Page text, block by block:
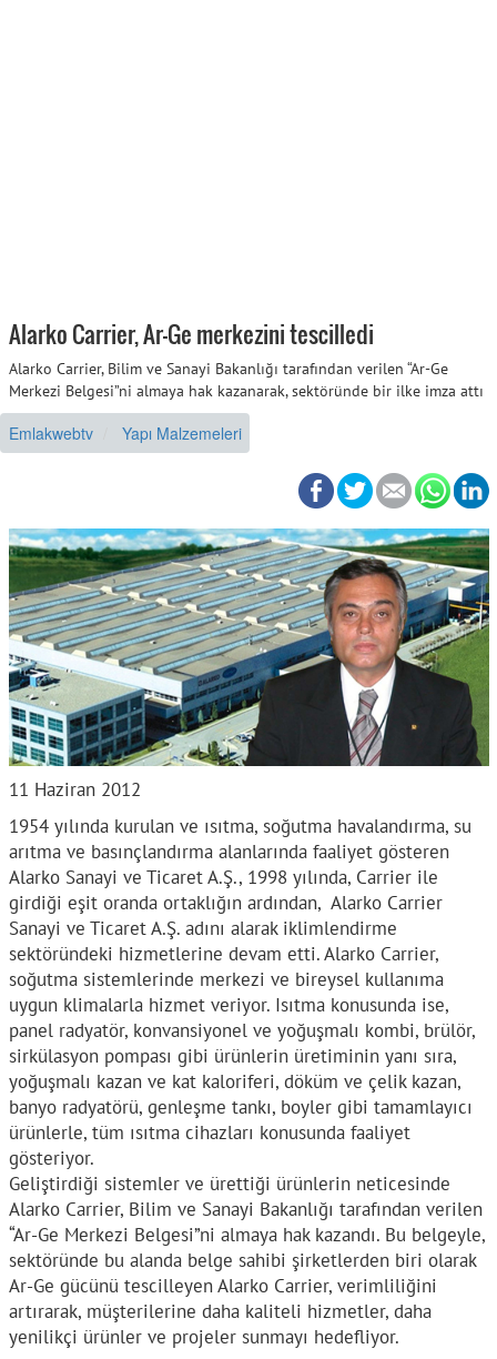
Alarko Carrier, Ar-Ge merkezini tescilledi
Alarko Carrier, Bilim ve Sanayi Bakanlığı tarafından verilen “Ar-Ge
Merkezi Belgesi”ni almaya hak kazanarak, sektöründe bir ilke imza attı
Emlakwebtv Yapı Malzemeleri
11 Haziran 2012
1954 yılında kurulan ve ısıtma, soğutma havalandırma, su
arıtma ve basınçlandırma alanlarında faaliyet gösteren
Alarko Sanayi ve Ticaret A.Ş., 1998 yılında, Carrier ile
girdiği eşit oranda ortaklığın ardından, Alarko Carrier
Sanayi ve Ticaret A.Ş. adını alarak iklimlendirme
sektöründeki hizmetlerine devam etti. Alarko Carrier,
soğutma sistemlerinde merkezi ve bireysel kullanıma
uygun klimalarla hizmet veriyor. Isıtma konusunda ise,
panel radyatör, konvansiyonel ve yoğuşmalı kombi, brülör,
sirkülasyon pompası gibi ürünlerin üretiminin yanı sıra,
yoğuşmalı kazan ve kat kaloriferi, döküm ve çelik kazan,
banyo radyatörü, genleşme tankı, boyler gibi tamamlayıcı
ürünlerle, tüm ısıtma cihazları konusunda faaliyet
gösteriyor.
Geliştirdiği sistemler ve ürettiği ürünlerin neticesinde
Alarko Carrier, Bilim ve Sanayi Bakanlığı tarafından verilen
“Ar-Ge Merkezi Belgesi”ni almaya hak kazandı. Bu belgeyle,
sektöründe bu alanda belge sahibi şirketlerden biri olarak
Ar-Ge gücünü tescilleyen Alarko Carrier, verimliliğini
artırarak, müşterilerine daha kaliteli hizmetler, daha
yenilikçi ürünler ve projeler sunmayı hedefliyor.